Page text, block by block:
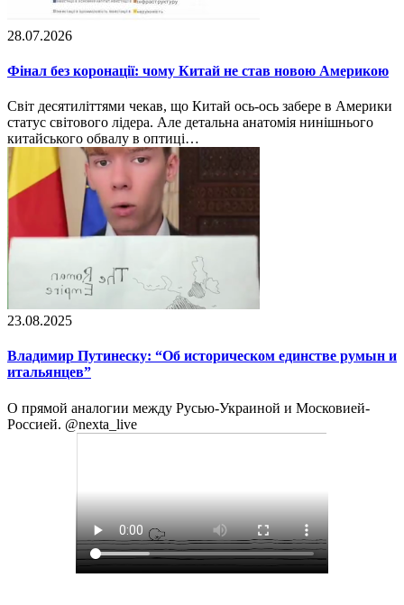
28.07.2026
Фінал без коронації: чому Китай не став новою Америкою
Світ десятиліттями чекав, що Китай ось-ось забере в Америки
статус світового лідера. Але детальна анатомія нинішнього
китайського обвалу в оптиці…
23.08.2025
Владимир Путинеску: “Об историческом единстве румын и
итальянцев”
О прямой аналогии между Русью-Украиной и Московией-
Россией. @nexta_live